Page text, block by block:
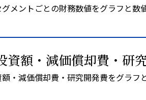
メントごとの財務数値をグラフと数
資額・減価償却費・研
・減価償却費・研究開発費をグラフ